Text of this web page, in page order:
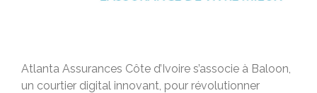
Atlanta Assurances Côte d’Ivoire s’associe à Baloon,
un courtier digital innovant, pour révolutionner